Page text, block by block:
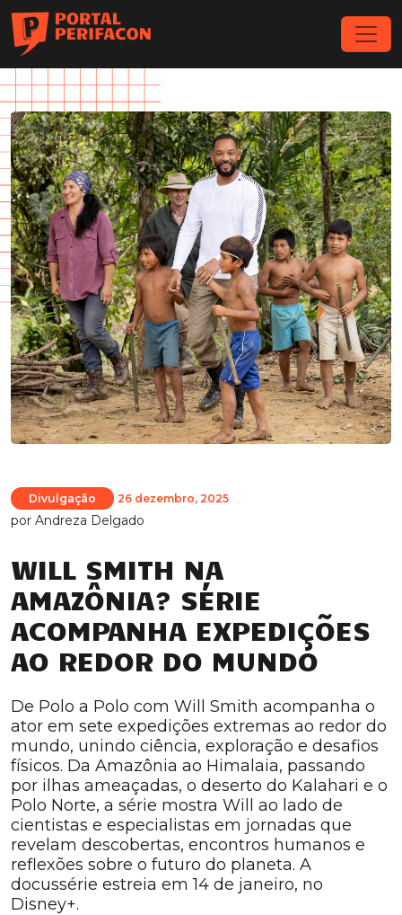
Divulgação 26 dezembro, 2025
por Andreza Delgado
WILL SMITH NA
AMAZÔNIA? SÉRIE
ACOMPANHA EXPEDIÇÕES
AO REDOR DO MUNDO
De Polo a Polo com Will Smith acompanha o
ator em sete expedições extremas ao redor do
mundo, unindo ciência, exploração e desafios
físicos. Da Amazônia ao Himalaia, passando
por ilhas ameaçadas, o deserto do Kalahari e o
Polo Norte, a série mostra Will ao lado de
cientistas e especialistas em jornadas que
revelam descobertas, encontros humanos e
reflexões sobre o futuro do planeta. A
docussérie estreia em 14 de janeiro, no
Disney+.